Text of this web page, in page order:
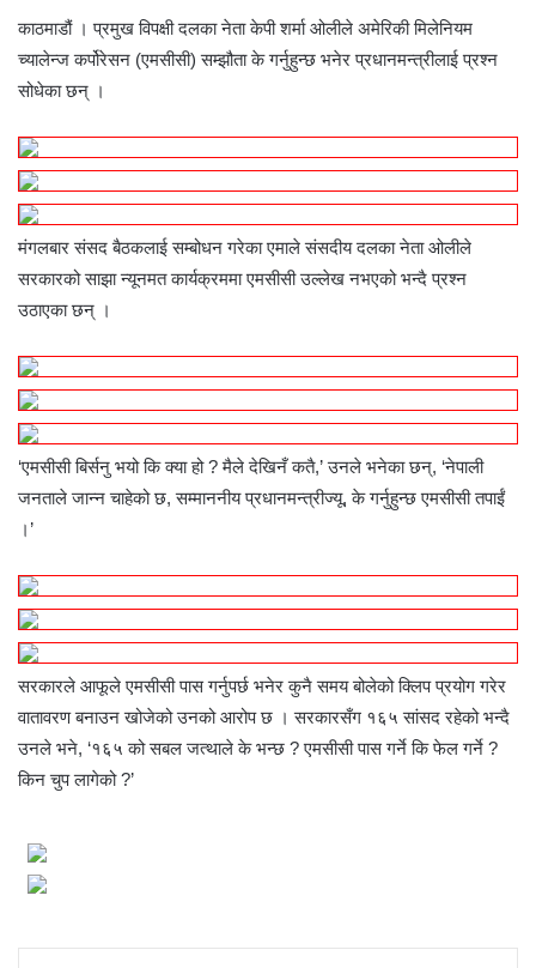
काठमाडौं । प्रमुख विपक्षी दलका नेता केपी शर्मा ओलीले अमेरिकी मिलेनियम
च्यालेन्ज कर्पोरेसन (एमसीसी) सम्झौता के गर्नुहुन्छ भनेर प्रधानमन्त्रीलाई प्रश्न
सोधेका छन् ।
मंगलबार संसद बैठकलाई सम्बोधन गरेका एमाले संसदीय दलका नेता ओलीले
सरकारको साझा न्यूनमत कार्यक्रममा एमसीसी उल्लेख नभएको भन्दै प्रश्न
उठाएका छन् ।
‘एमसीसी बिर्सनु भयो कि क्या हो ? मैले देखिनँ कतै,’ उनले भनेका छन्, ‘नेपाली
जनताले जान्न चाहेको छ, सम्माननीय प्रधानमन्त्रीज्यू, के गर्नुहुन्छ एमसीसी तपाईं
।’
सरकारले आफूले एमसीसी पास गर्नुपर्छ भनेर कुनै समय बोलेको क्लिप प्रयोग गरेर
वातावरण बनाउन खोजेको उनको आरोप छ । सरकारसँग १६५ सांसद रहेको भन्दै
उनले भने, ‘१६५ को सबल जत्थाले के भन्छ ? एमसीसी पास गर्ने कि फेल गर्ने ?
किन चुप लागेको ?’